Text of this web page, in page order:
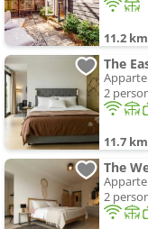
11.2 km
The
2
11.7 km
The
2